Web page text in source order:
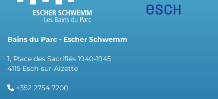
Bains du Parc - Escher Schwemm
1, Place des Sacrifiés 1940-1945
4115 Esch-sur-Alzette
+352 2754 7200